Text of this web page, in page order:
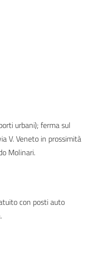
urbani); ferma sul
V. Veneto in prossimità
Molinari.
con posti auto